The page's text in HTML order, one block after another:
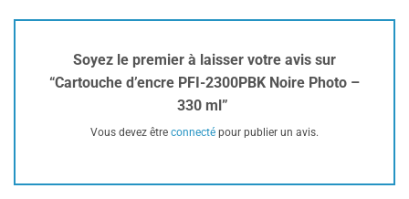
Soyez le premier à laisser votre avis sur
“Cartouche d’encre PFI-2300PBK Noire Photo –
330 ml”
Vous devez être connecté pour publier un avis.